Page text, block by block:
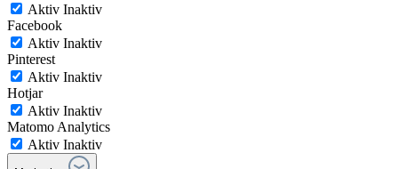
Aktiv Inaktiv
Facebook
Aktiv Inaktiv
Pinterest
Aktiv Inaktiv
Hotjar
Aktiv Inaktiv
Matomo Analytics
Aktiv Inaktiv